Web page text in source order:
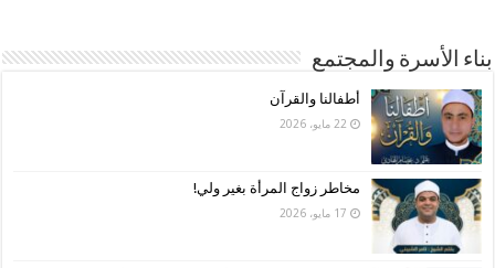
بناء الأسرة والمجتمع
أطفالنا والقرآن
22 مايو، 2026
مخاطر زواج المرأة بغير ولي!
17 مايو، 2026